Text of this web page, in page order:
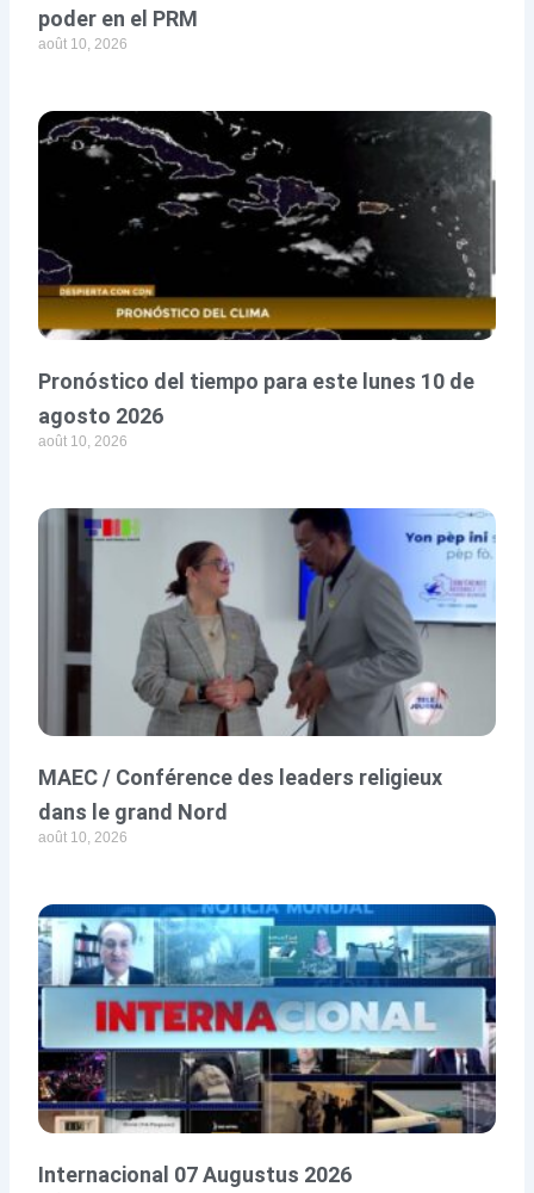
poder en el PRM
août 10, 2026
Pronóstico del tiempo para este lunes 10 de
agosto 2026
août 10, 2026
MAEC / Conférence des leaders religieux
dans le grand Nord
août 10, 2026
Internacional 07 Augustus 2026